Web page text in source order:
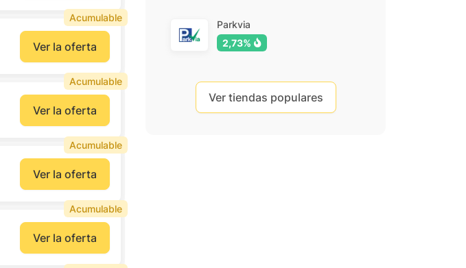
Ver la oferta
Acumulable
Ver la oferta
Acumulable
Ver la oferta
Acumulable
Ver la oferta
Acumulable
Parkvia
2,73%
Ver tiendas populares